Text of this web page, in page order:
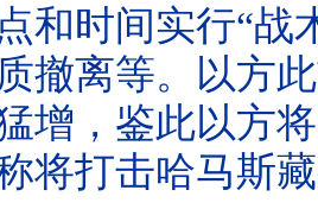
和时间实行“战
撤离等。以方
增，鉴此以方
将打击哈马斯